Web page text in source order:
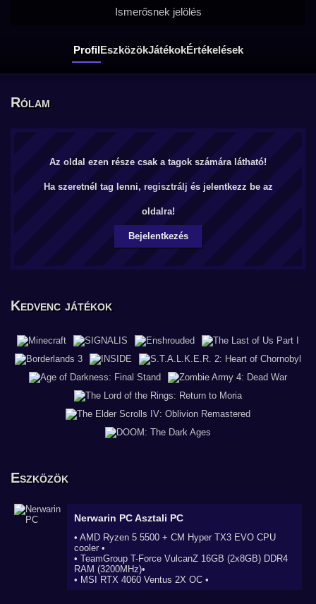
ProfilEszközökJátékokÉrtékelések
Ismerősnek jelölés
Rólam
Az oldal ezen része csak a tagok számára látható!
Ha szeretnél tag lenni, regisztrálj és jelentkezz be az
oldalra!
Bejelentkezés
Kedvenc játékok
Eszközök
Nerwarin PCAsztali PC
• AMD Ryzen 5 5500 + CM Hyper TX3 EVO CPU
cooler •
• TeamGroup T-Force VulcanZ 16GB (2x8GB) DDR4
RAM (3200MHz)•
• MSI RTX 4060 Ventus 2X OC •